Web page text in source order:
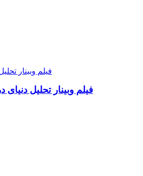
فیلم وبینار تحلیل